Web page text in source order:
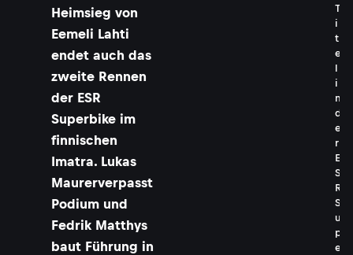
Heimsieg von
Eemeli Lahti
endet auch das
zweite Rennen
der ESR
Superbike im
finnischen
Imatra. Lukas
Maurerverpasst
Podium und
Fedrik Matthys
baut Führung in
T
i
t
e
l
i
n
d
e
r
E
S
R
S
u
p
e